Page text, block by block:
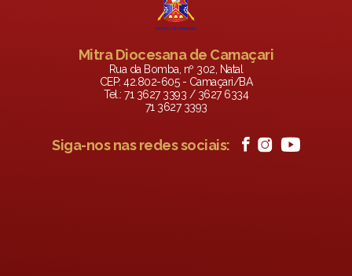
Mitra Diocesana de Camaçari
Rua da Bomba, nº 302, Natal
CEP: 42.802-605 - Camaçari/BA
Tel.: 71 3627 3393 / 3627 6334
71 3627 3393
Siga-nos nas redes sociais: